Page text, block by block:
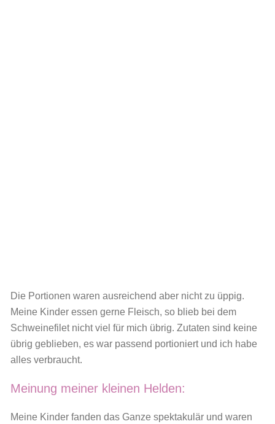
Die Portionen waren ausreichend aber nicht zu üppig.
Meine Kinder essen gerne Fleisch, so blieb bei dem
Schweinefilet nicht viel für mich übrig. Zutaten sind keine
übrig geblieben, es war passend portioniert und ich habe
alles verbraucht.
Meinung meiner kleinen Helden:
Meine Kinder fanden das Ganze spektakulär und waren